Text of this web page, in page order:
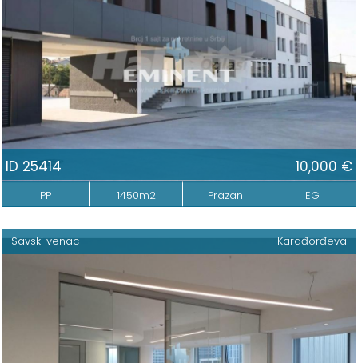
ID 25414 10,000 €
PP 1450m2 Prazan EG
Savski venac Karađorđeva